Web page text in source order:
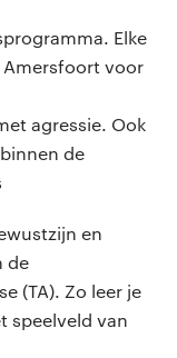
Elke
Amersfoort voor
agressie. Ook
de
en
de
(TA). Zo leer je
speelveld van